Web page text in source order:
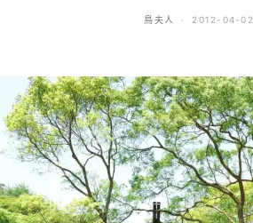
鳥夫人 2012-04-02